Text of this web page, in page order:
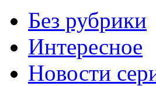
Без рубрики
Интересное
Новости